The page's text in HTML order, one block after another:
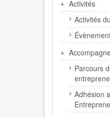
Activités
Activités
Parcours
Adhésion